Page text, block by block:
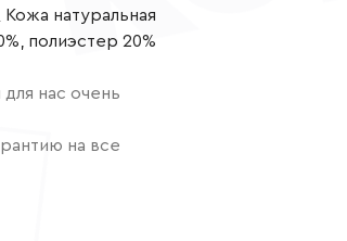
Кожа натуральная
полиэстер 20%
нас очень
на все